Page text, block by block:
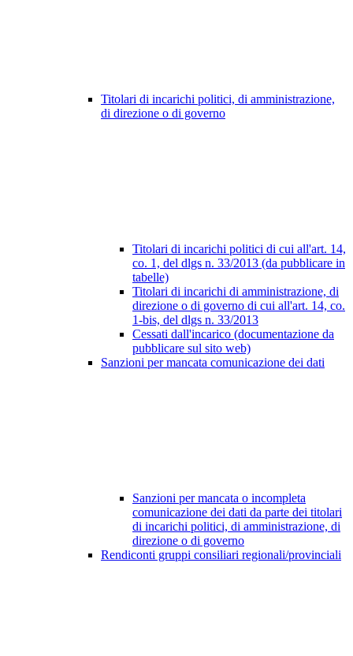
Titolari di incarichi politici, di amministrazione,
di direzione o di governo
Titolari di incarichi politici di cui all'art. 14,
co. 1, del dlgs n. 33/2013 (da pubblicare in
tabelle)
Titolari di incarichi di amministrazione, di
direzione o di governo di cui all'art. 14, co.
1-bis, del dlgs n. 33/2013
Cessati dall'incarico (documentazione da
pubblicare sul sito web)
Sanzioni per mancata comunicazione dei dati
Sanzioni per mancata o incompleta
comunicazione dei dati da parte dei titolari
di incarichi politici, di amministrazione, di
direzione o di governo
Rendiconti gruppi consiliari regionali/provinciali